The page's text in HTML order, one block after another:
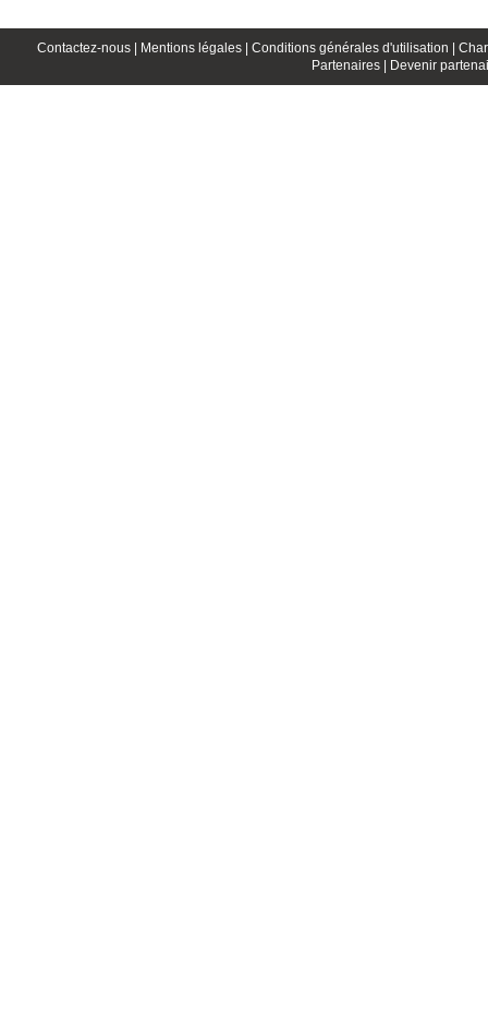
Contactez-nous | Mentions légales | Conditions générales d'utilisation |
Partenaires |
Devenir